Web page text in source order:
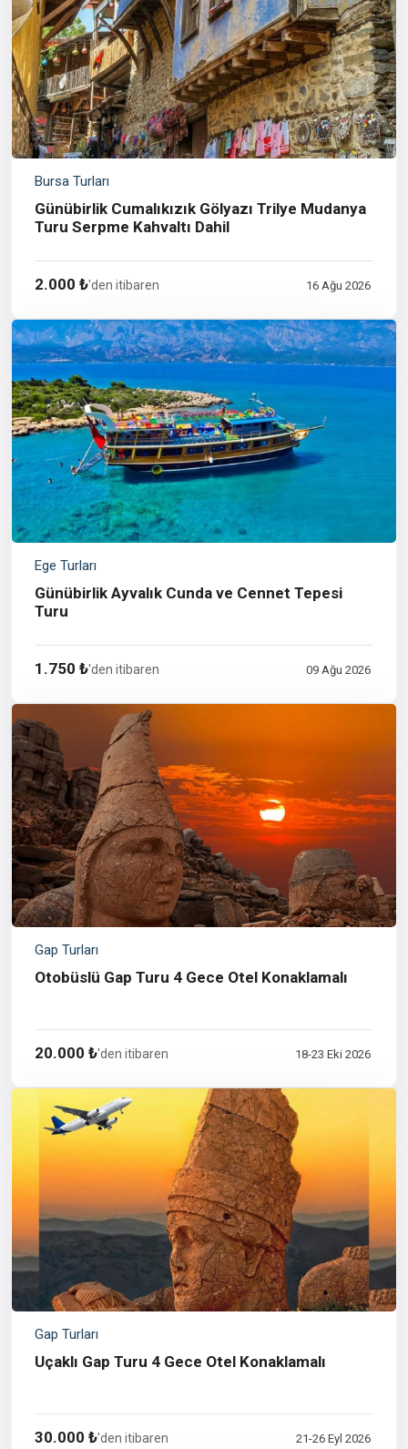
Bursa Turları
Günübirlik Cumalıkızık Gölyazı Trilye Mudanya
Turu Serpme Kahvaltı Dahil
2.000 ₺'den itibaren 16 Ağu 2026
Ege Turları
Günübirlik Ayvalık Cunda ve Cennet Tepesi
Turu
1.750 ₺'den itibaren 09 Ağu 2026
Gap Turları
Otobüslü Gap Turu 4 Gece Otel Konaklamalı
20.000 ₺'den itibaren 18-23 Eki 2026
Gap Turları
Uçaklı Gap Turu 4 Gece Otel Konaklamalı
30.000 ₺'den itibaren 21-26 Eyl 2026